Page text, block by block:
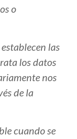
o
las
los datos
nos
de la
cuando se